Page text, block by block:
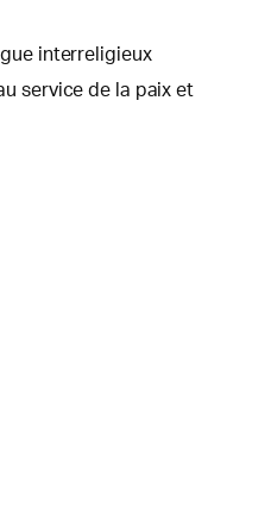
interreligieux
service de la paix et